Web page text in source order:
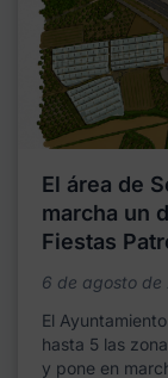
El área de
marcha un
Fiestas
6 de agosto de
El
hasta 5 las
y pone en